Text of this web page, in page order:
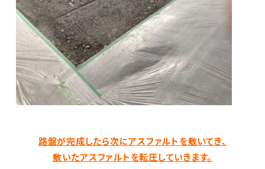
路盤が完成したら次にアスファルトを敷いてき、
敷いたアスファルトを転圧していきます。